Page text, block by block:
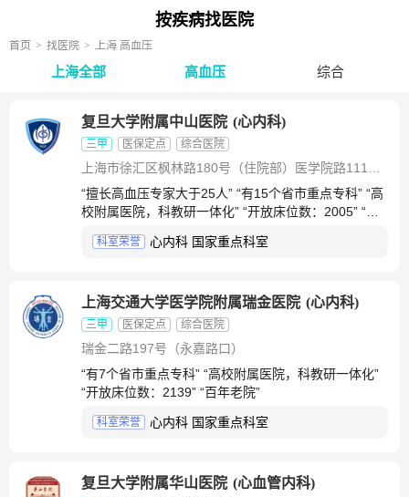
按疾病找医院
首页 找医院 上海 高血压
上海全部 高血压 综合
复旦大学附属中山医院 (心内科)
三甲 医保定点 综合医院
“擅长高血压专家大于25人” “有15个省市重点专科” “高
校附属医院，科教研一体化” “开放床位数：2005” “创
科室荣誉 心内科 国家重点科室
上海交通大学医学院附属瑞金医院 (心内科)
三甲 医保定点 综合医院
瑞金二路197号（永嘉路口）
“有7个省市重点专科” “高校附属医院，科教研一体化”
“开放床位数：2139” “百年老院”
科室荣誉 心内科 国家重点科室
复旦大学附属华山医院 (心血管内科)